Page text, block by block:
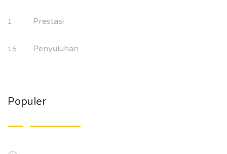
1 Prestasi
15 Penyuluhan
Populer